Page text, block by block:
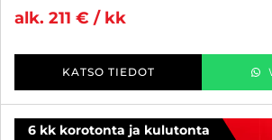
alk. 211 € / kk
KATSO TIEDOT
6 kk korotonta ja kulutonta